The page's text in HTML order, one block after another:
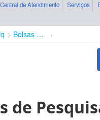
Central de Atendimento Serviços
Bolsas e Auxílios Vigentes
de